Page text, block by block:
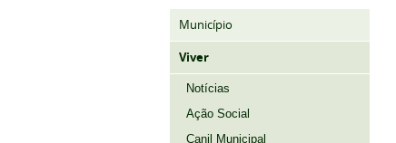
Município
Viver
Notícias
Ação Social
Canil Municipal